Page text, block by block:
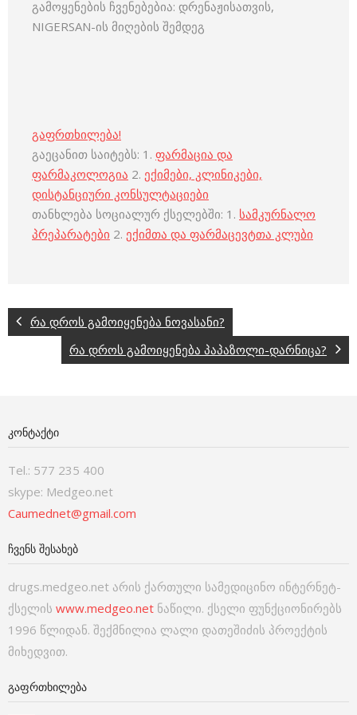
გამოყენების ჩვენებებია: დრენაჟისათვის,
NIGERSAN-ის მიღების შემდეგ
გაფრთხილება!
გაეცანით საიტებს: 1. ფარმაცია და
ფარმაკოლოგია 2. ექიმები, კლინიკები,
დისტანციური კონსულტაციები
თანხლება სოციალურ ქსელებში: 1. სამკურნალო
პრეპარატები 2. ექიმთა და ფარმაცევტთა კლუბი
რა დროს გამოიყენება ნოვასანი?
რა დროს გამოიყენება პაპაზოლი-დარნიცა?
ᲙᲝᲜᲢᲐᲥᲢᲘ
Tel.: 577 235 400
skype: Medgeo.net
Caumednet@gmail.com
ᲩᲕᲔᲜᲡ ᲨᲔᲡᲐᲮᲔᲑ
drugs.medgeo.net არის ქართული სამედიცინო ინტერნეტ-
ქსელის www.medgeo.net ნაწილი. ქსელი ფუნქციონირებს
1996 წლიდან. შექმნილია ლალი დათეშიძის პროექტის
მიხედვით.
ᲒᲐᲤᲠᲗᲮᲘᲚᲔᲑᲐ